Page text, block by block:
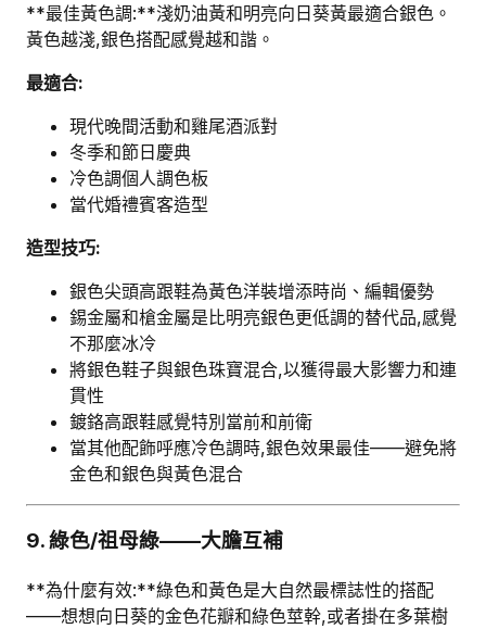
**最佳黃色調:**淺奶油黃和明亮向日葵黃最適合銀色。
黃色越淺,銀色搭配感覺越和諧。
最適合:
現代晚間活動和雞尾酒派對
冬季和節日慶典
冷色調個人調色板
當代婚禮賓客造型
造型技巧:
銀色尖頭高跟鞋為黃色洋裝增添時尚、編輯優勢
錫金屬和槍金屬是比明亮銀色更低調的替代品,感覺
不那麼冰冷
將銀色鞋子與銀色珠寶混合,以獲得最大影響力和連
貫性
鍍鉻高跟鞋感覺特別當前和前衛
當其他配飾呼應冷色調時,銀色效果最佳——避免將
金色和銀色與黃色混合
9. 綠色/祖母綠——大膽互補
**為什麼有效:**綠色和黃色是大自然最標誌性的搭配
——想想向日葵的金色花瓣和綠色莖幹,或者掛在多葉樹